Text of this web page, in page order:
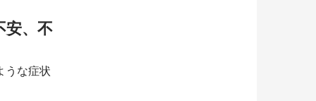
安、不
うな症状